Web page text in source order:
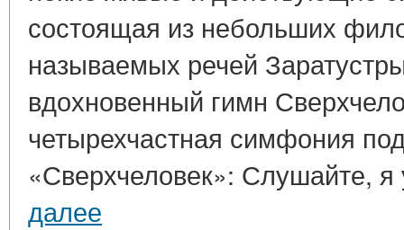
состоящая из небольших
называемых речей
вдохновенный гимн
четырехчастная симфония
«Сверхчеловек»: Слушайте,
далее